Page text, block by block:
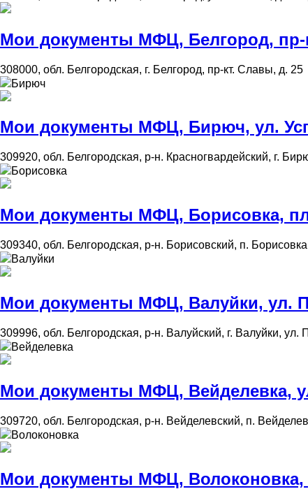
Мои документы МФЦ, Белгород, пр-
308000, обл. Белгородская, г. Белгород, пр-кт. Славы, д. 25
Бирюч
Мои документы МФЦ, Бирюч, ул.
309920, обл. Белгородская, р-н. Красногвардейский, г.
Борисовка
Мои документы МФЦ, Борисовка,
309340, обл. Белгородская, р-н. Борисовский, п.
Валуйки
Мои документы МФЦ, Валуйки, ул.
309996, обл. Белгородская, р-н. Валуйский, г. Валуйки, ул.
Вейделевка
Мои документы МФЦ, Вейделевка,
309720, обл. Белгородская, р-н. Вейделевский, п.
Волоконовка
Мои документы МФЦ, Волоконовка,